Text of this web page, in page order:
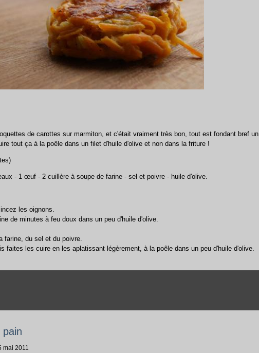
de carottes sur marmiton, et c'était vraiment très bon, tout est fondant bref un
tout ça à la poêle dans un filet d'huile d'olive et non dans la friture !
- 1 œuf - 2 cuillère à soupe de farine - sel et poivre - huile d'olive.
les oignons.
de minutes à feu doux dans un peu d'huile d'olive.
du sel et du poivre.
faites les cuire en les aplatissant légèrement, à la poêle dans un peu d'huile d'olive.
pain
mai 2011